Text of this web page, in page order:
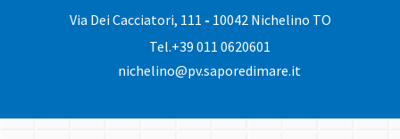
Via Dei Cacciatori, 111 - 10042 Nichelino TO
Tel.+39 011 0620601
nichelino@pv.saporedimare.it